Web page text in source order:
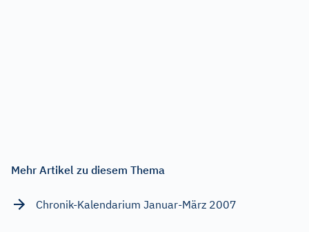
Mehr Artikel zu diesem Thema
Chronik-Kalendarium Januar-März 2007